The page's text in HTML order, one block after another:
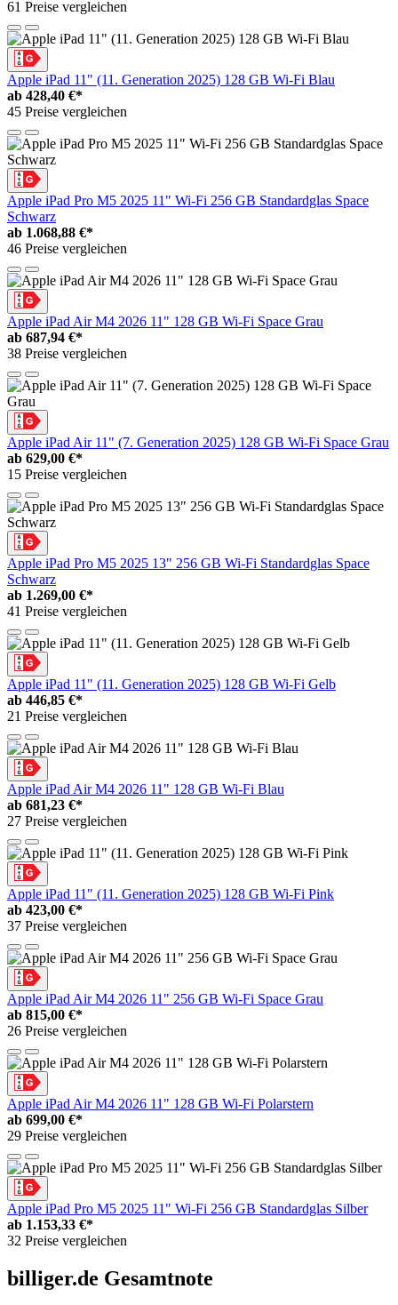
61 Preise vergleichen
Apple iPad 11" (11. Generation 2025) 128 GB Wi-Fi Blau
ab 428,40 €*
45 Preise vergleichen
Apple iPad Pro M5 2025 11" Wi-Fi 256 GB Standardglas Space
Schwarz
ab 1.068,88 €*
46 Preise vergleichen
Apple iPad Air M4 2026 11" 128 GB Wi-Fi Space Grau
ab 687,94 €*
38 Preise vergleichen
Apple iPad Air 11" (7. Generation 2025) 128 GB Wi-Fi Space Grau
ab 629,00 €*
15 Preise vergleichen
Apple iPad Pro M5 2025 13" 256 GB Wi-Fi Standardglas Space
Schwarz
ab 1.269,00 €*
41 Preise vergleichen
Apple iPad 11" (11. Generation 2025) 128 GB Wi-Fi Gelb
ab 446,85 €*
21 Preise vergleichen
Apple iPad Air M4 2026 11" 128 GB Wi-Fi Blau
ab 681,23 €*
27 Preise vergleichen
Apple iPad 11" (11. Generation 2025) 128 GB Wi-Fi Pink
ab 423,00 €*
37 Preise vergleichen
Apple iPad Air M4 2026 11" 256 GB Wi-Fi Space Grau
ab 815,00 €*
26 Preise vergleichen
Apple iPad Air M4 2026 11" 128 GB Wi-Fi Polarstern
ab 699,00 €*
29 Preise vergleichen
Apple iPad Pro M5 2025 11" Wi-Fi 256 GB Standardglas Silber
ab 1.153,33 €*
32 Preise vergleichen
billiger.de Gesamtnote